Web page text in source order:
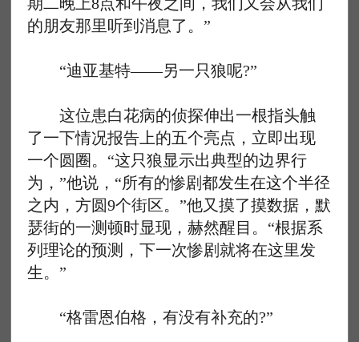
的朋友那里听到消息了。”
“迪亚基特——另一只狼呢?”
这位患白花病的侦探伸出一根指头触
了一下情况报告上的五个亮点，立即出现
一个圆圈。“这只狼显示出典型的边界行
为，”他说，“所有的惨剧都发生在这个半径
之内，方圆9个街区。”他又摸了摸数据，默
瑟街的一测顿时显现，赫然醒目。“根据系
列理论的预测，下一次惨剧就将在这里发
生。”
“格雷恩伯格，有没有补充的?”